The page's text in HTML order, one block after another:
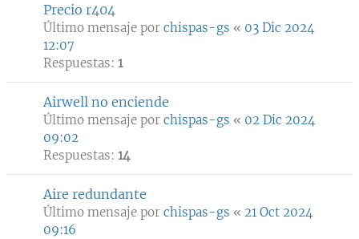
Precio r404
Último mensaje por chispas-gs « 03 Dic 2024
12:07
Respuestas: 1
Airwell no enciende
Último mensaje por chispas-gs « 02 Dic 2024
09:02
Respuestas: 14
Aire redundante
Último mensaje por chispas-gs « 21 Oct 2024
09:16